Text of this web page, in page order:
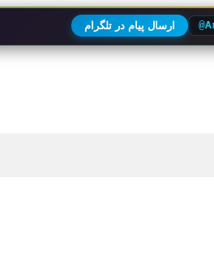
ارسال پیام در تلگرام